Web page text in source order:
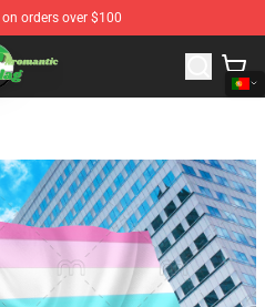
orders over $100
Best Store of Aromantic Flag